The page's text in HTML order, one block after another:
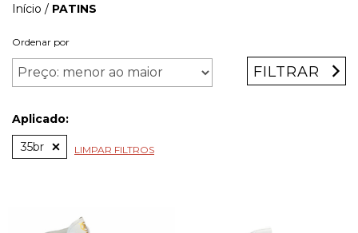
Início / PATINS
Ordenar por
FILTRAR
Aplicado:
35br
LIMPAR FILTROS